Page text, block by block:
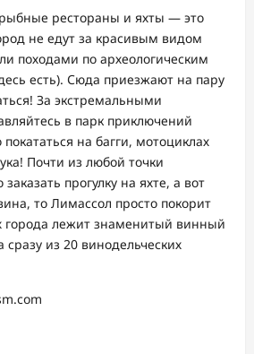
рестораны и яхты ― это
не едут за красивым видом
походами по археологическим
есть). Сюда приезжают на пару
За экстремальными
в парк приключений
на багги, мотоциклах
Почти из любой точки
прогулку на яхте, а вот
то Лимассол просто покорит
города лежит знаменитый винный
из 20 винодельческих